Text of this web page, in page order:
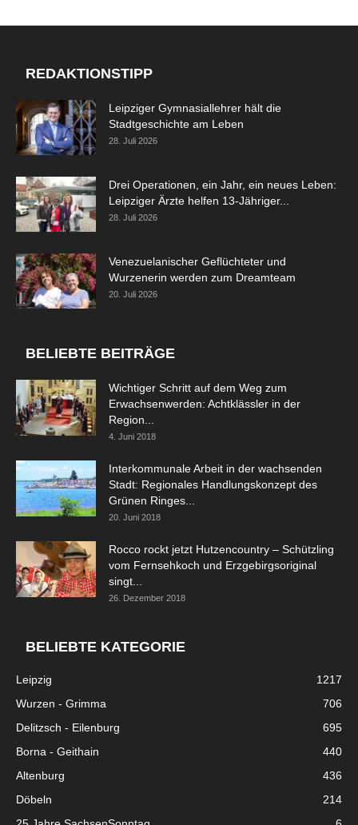
REDAKTIONSTIPP
Leipziger Gymnasiallehrer hält die
Stadtgeschichte am Leben
28. Juli 2026
Drei Operationen, ein Jahr, ein neues Leben:
Leipziger Ärzte helfen 13-Jähriger...
28. Juli 2026
Venezuelanischer Geflüchteter und
Wurzenerin werden zum Dreamteam
20. Juli 2026
BELIEBTE BEITRÄGE
Wichtiger Schritt auf dem Weg zum
Erwachsenwerden: Achtklässler in der
Region...
4. Juni 2018
Interkommunale Arbeit in der wachsenden
Stadt: Regionales Handlungskonzept des
Grünen Ringes...
20. Juni 2018
Rocco rockt jetzt Hutzencountry – Schützling
vom Fernsehkoch und Erzgebirgsoriginal
singt...
26. Dezember 2018
BELIEBTE KATEGORIE
Leipzig
1217
Wurzen - Grimma
706
Delitzsch - Eilenburg
695
Borna - Geithain
440
Altenburg
436
Döbeln
214